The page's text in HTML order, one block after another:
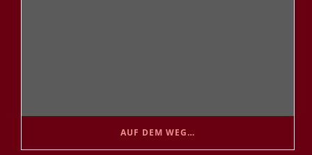
AUF DEM WEG…